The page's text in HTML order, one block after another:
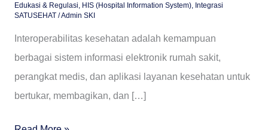
Edukasi & Regulasi, HIS (Hospital Information System), Integrasi
SATUSEHAT /Admin SKI
Interoperabilitas kesehatan adalah kemampuan
berbagai sistem informasi elektronik rumah sakit,
perangkat medis, dan aplikasi layanan kesehatan untuk
bertukar, membagikan, dan […]
Sakit